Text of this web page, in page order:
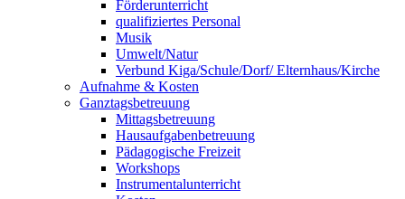
Förderunterricht
qualifiziertes Personal
Musik
Umwelt/Natur
Verbund Kiga/Schule/Dorf/ Elternhaus/Kirche
Aufnahme & Kosten
Ganztagsbetreuung
Mittagsbetreuung
Hausaufgabenbetreuung
Pädagogische Freizeit
Workshops
Instrumentalunterricht